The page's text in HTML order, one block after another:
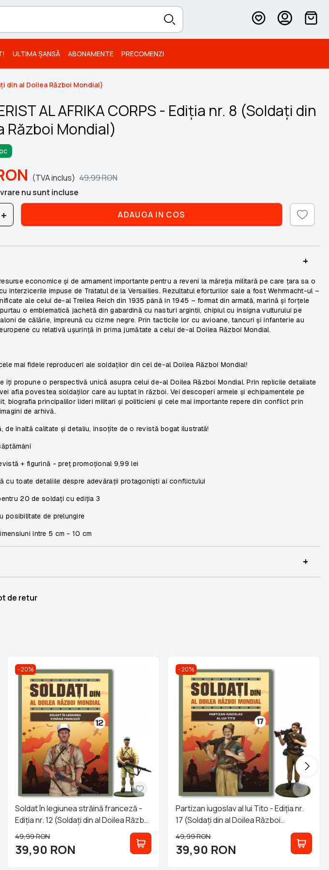
ULTIMA ȘANSĂ ABONAMENTE PRECOMENZI
din al Doilea Război Mondial)
AL AFRIKA CORPS - Ediția nr. 8 (Soldați din
Război Mondial)
(TVA inclus) 49,99RON
nu sunt incluse
+ ADAUGA IN COS
+
economice și de armament importante pentru a reveni la măreția militară pe care țara sa o
interzicerile impuse de Tratatul de la Versailles. Rezultatul eforturilor sale a fost Wehrmacht-ul –
ale celui de-al Treilea Reich din 1935 până în 1945 – format din armată, marină și forțele
o emblematică jachetă din gabardină cu nasturi argintii, chipiul cu insigna vulturului pe
de călărie, împreună cu cizme negre. Prin tacticile lor cu avioane, tancuri și infanterie au
cu relativă ușurință în prima jumătate a celui de-al Doilea Război Mondial.
mai fidele reproduceri ale soldaților din cel de-al Doilea Război Mondial!
îți propune o perspectivă unică asupra celui de-al Doilea Război Mondial. Prin replicile detaliate
afla povestea soldaților care au luptat în război. Vei descoperi armele și echipamentele pe
biografia principalilor lideri militari și politicieni și cele mai importante repere din conflict prin
de arhivă.
de înaltă calitate și detaliu, însoțite de o revistă bogat ilustrată!
+ figurină - preț promoțional 9,99 lei
cu toate detaliile despre adevărații protagoniști ai conflictului
20 de soldați cu ediția 3
posibilitate de prelungire
între 5 cm - 10 cm
+
Oferte speciale
de retur
20%
Soldat în legiunea străină franceză -
Ediția nr. 12 (Soldați din al Doilea Război
Mondial)
39,90 RON
49,99RON
20%
Partizan iugoslav al lui Tito - Ediția nr.
17 (Soldați din al Doilea Război
Mondial)
39,90 RON
49,99RON